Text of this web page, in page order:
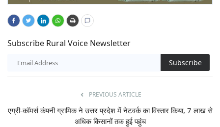
Subscribe Rural Voice Newsletter
Subscribe
PREVIOUS ARTICLE
एग्री-कॉमर्स कंपनी ग्रामिक ने उत्तर प्रदेश में नेटवर्क का विस्तार किया, 7 लाख से
अधिक किसानों तक हुई पहुंच